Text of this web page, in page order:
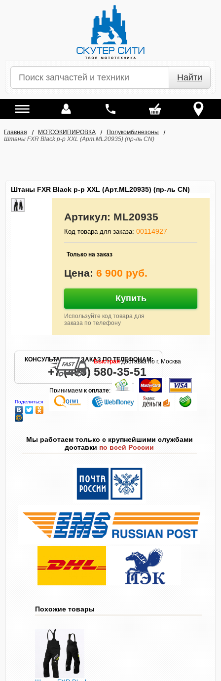
Найти
Главная МОТОЭКИПИРОВКА
Полукомбинезоны
Штаны FXR Black р-р XXL (Арт.ML20935) (пр-ль CN)
Штаны FXR Black р-р XXL (Арт.ML20935) (пр-ль CN)
Артикул: ML20935
Код товара для заказа:00114927
Только на заказ
Цена:6 900 руб.
Купить
Используйте код товара для
заказа по телефону
КОНСУЛЬТАЦИЯ И ЗАКАЗ ПО ТЕЛЕФОНАМ:
+7 (495) 580-35-51
Поделиться
Быстраядоставка по г. Москва
Принимаемк оплате:
Мы работаем только с крупнейшими службами
доставки по всей России
Похожие товары